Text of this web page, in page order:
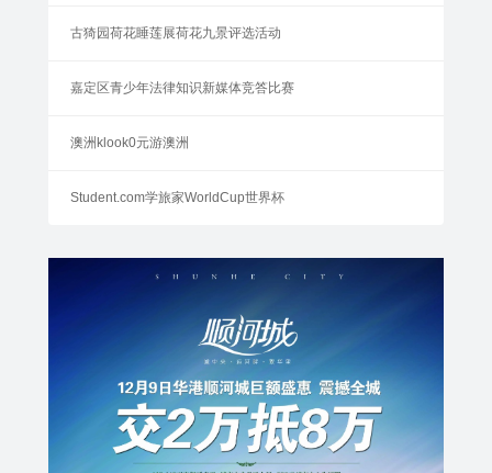
古猗园荷花睡莲展荷花九景评选活动
嘉定区青少年法律知识新媒体竞答比赛
澳洲klook0元游澳洲
Student.com学旅家WorldCup世界杯